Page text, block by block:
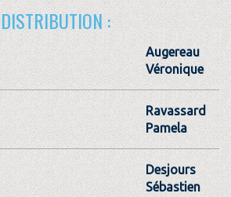
DISTRIBUTION :
Augereau
Véronique
Ravassard
Pamela
Desjours
Sébastien